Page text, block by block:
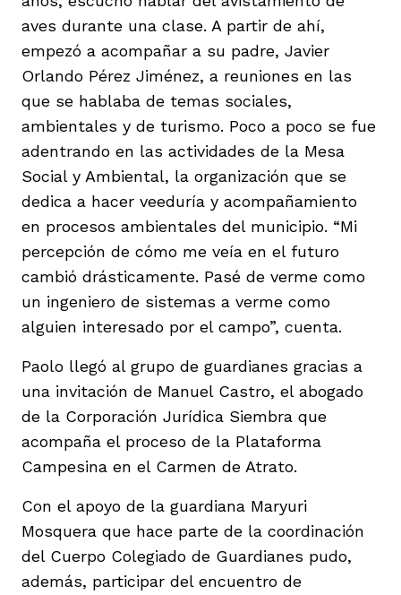
aves durante una clase. A partir de ahí,
empezó a acompañar a su padre, Javier
Orlando Pérez Jiménez, a reuniones en las
que se hablaba de temas sociales,
ambientales y de turismo. Poco a poco se fue
adentrando en las actividades de la Mesa
Social y Ambiental, la organización que se
dedica a hacer veeduría y acompañamiento
en procesos ambientales del municipio. “Mi
percepción de cómo me veía en el futuro
cambió drásticamente. Pasé de verme como
un ingeniero de sistemas a verme como
alguien interesado por el campo”, cuenta.
Paolo llegó al grupo de guardianes gracias a
una invitación de Manuel Castro, el abogado
de la Corporación Jurídica Siembra que
acompaña el proceso de la Plataforma
Campesina en el Carmen de Atrato.
Con el apoyo de la guardiana Maryuri
Mosquera que hace parte de la coordinación
del Cuerpo Colegiado de Guardianes pudo,
además, participar del encuentro de